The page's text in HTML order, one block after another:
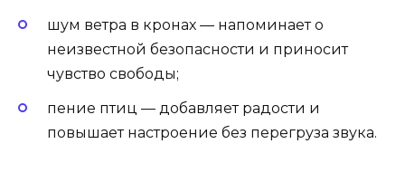
шум ветра в кронах — напоминает о
неизвестной безопасности и приносит
чувство свободы;
пение птиц — добавляет радости и
повышает настроение без перегруза звука.